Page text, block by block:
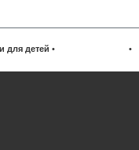
для детей • •